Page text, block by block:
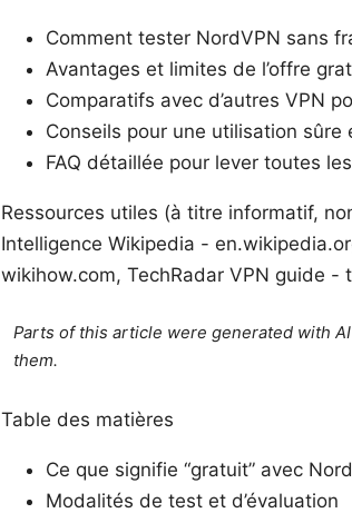
Comment tester NordVPN sans
Avantages et limites de l’offre
Comparatifs avec d’autres VPN
Conseils pour une utilisation sûre
FAQ détaillée pour lever toutes
Ressources utiles (à titre informatif,
Intelligence Wikipedia -
wikihow.com, TechRadar VPN guide
Parts of this article were generated with
them.
Table des matières
Ce que signifie “gratuit” avec
Modalités de test et d’évaluation